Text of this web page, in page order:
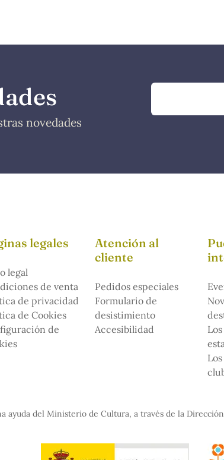
novedades
legales
legal
de venta
de privacidad
de Cookies
de
Atención al
cliente
Pedidos especiales
Formulario de
desistimiento
Accesibilidad
ayuda del Ministerio de Cultura, a través de la